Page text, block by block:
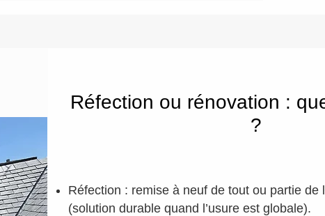
Réfection ou rénovation :
?
Réfection : remise à neuf de tout ou partie de
(solution durable quand l’usure est globale).